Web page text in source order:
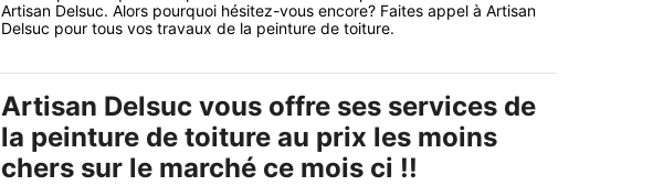
Artisan Delsuc. Alors pourquoi hésitez-vous encore? Faites appel à Artisan
Delsuc pour tous vos travaux de la peinture de toiture.
Artisan Delsuc vous offre ses services de
la peinture de toiture au prix les moins
chers sur le marché ce mois ci !!